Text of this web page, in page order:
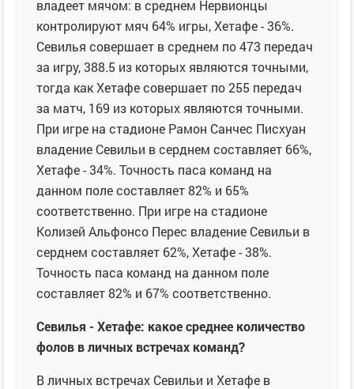
владеет мячом: в среднем Нервионцы
контролируют мяч 64% игры, Хетафе - 36%.
Севилья совершает в среднем по 473 передач
за игру, 388.5 из которых являются точными,
тогда как Хетафе совершает по 255 передач
за матч, 169 из которых являются точными.
При игре на стадионе Рамон Санчес Писхуан
владение Севильи в серднем составляет 66%,
Хетафе - 34%. Точность паса команд на
данном поле составляет 82% и 65%
соответственно. При игре на стадионе
Колизей Альфонсо Перес владение Севильи в
серднем составляет 62%, Хетафе - 38%.
Точность паса команд на данном поле
составляет 82% и 67% соответственно.
Севилья - Хетафе: какое среднее количество
фолов в личных встречах команд?
В личных встречах Севильи и Хетафе в